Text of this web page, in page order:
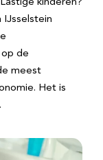
kinderen?
IJsselstein
op de
meest
Het is